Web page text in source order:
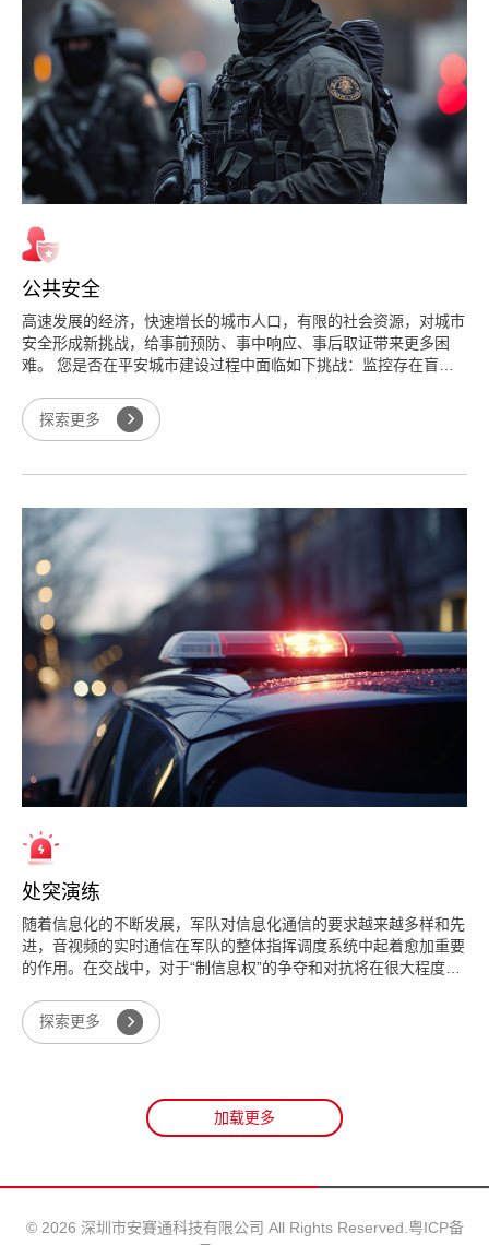
公共安全
高速发展的经济，快速增长的城市人口，有限的社会资源，对城市
安全形成新挑战，给事前预防、事中响应、事后取证带来更多困
难。 您是否在平安城市建设过程中面临如下挑战：监控存在盲
实时全面了解现场状，沟通不畅，响应和决策慢；海量视频靠人工
排查，效率低；执法人员现场执法效率低...
探索更多
处突演练
随着信息化的不断发展，军队对信息化通信的要求越来越多样和先
进，音视频的实时通信在军队的整体指挥调度系统中起着愈加重要
的作用。在交战中，对于“制信息权”的争夺和对抗将在很大程度上
的安危甚至是军人的生死；军事演习时，对整个部队调动的运筹帷
幄，都是现代化军队所必备的能力和素质...
探索更多
加载更多
© 2026 深圳市安賽通科技有限公司 All Rights Reserved. 粤ICP备